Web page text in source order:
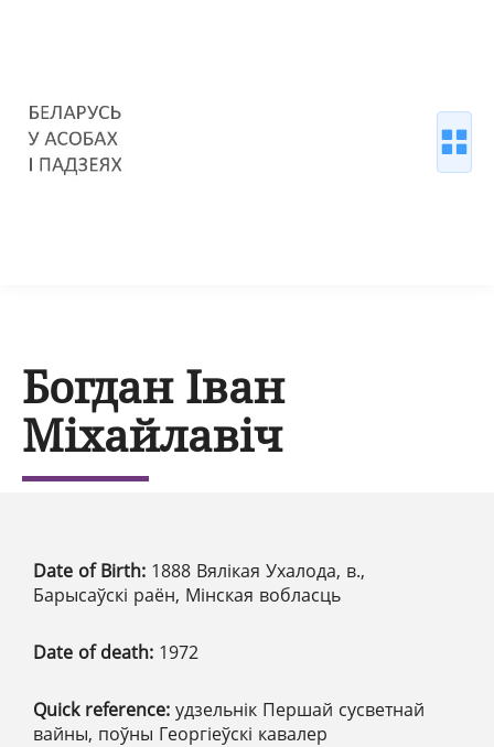
Богдан Іван
Міхайлавіч
Date of Birth: 1888 Вялікая Ухалода, в.,
Барысаўскі раён, Мінская вобласць
Date of death: 1972
Quick reference: удзельнік Першай сусветнай
вайны, поўны Георгіеўскі кавалер